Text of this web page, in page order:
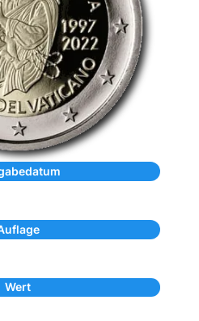
Wert